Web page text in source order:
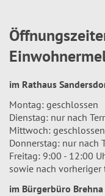
im Rathaus
Montag: geschlossen
Dienstag: nur nach
Mittwoch: geschlossen
Donnerstag: nur nach
Freitag: 9:00 - 12:00
sowie nach
im Bürgerbüro Brehna